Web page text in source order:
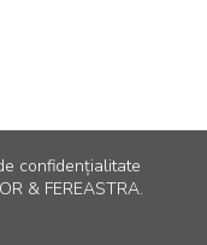
confidențialitate
& FEREASTRA.